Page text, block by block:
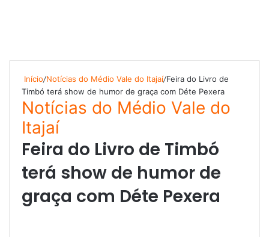
Início/Notícias do Médio Vale do Itajaí/Feira do Livro de
Timbó terá show de humor de graça com Déte Pexera
Notícias do Médio Vale do
Itajaí
Feira do Livro de Timbó
terá show de humor de
graça com Déte Pexera